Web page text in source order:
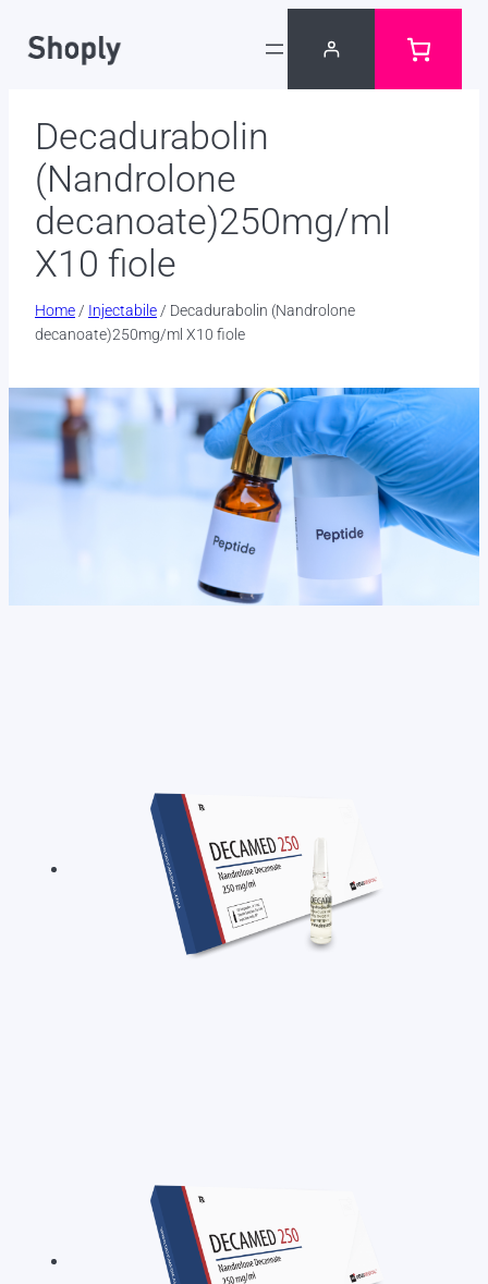
Decadurabolin
(Nandrolone
decanoate)250mg/ml
X10 fiole
Home / Injectabile / Decadurabolin (Nandrolone
decanoate)250mg/ml X10 fiole